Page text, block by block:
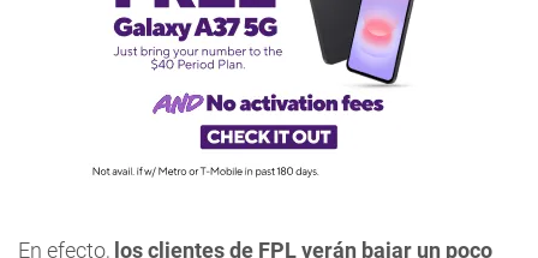
En efecto, los clientes de FPL verán bajar un poco